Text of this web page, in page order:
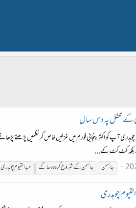
کے محفل پہ دس سال
چوہدری آپ کو اکثر پنجابی فورم میں غزلیں خاص کر نظمیں
کٹ کٹ کے...
جاسمن جاسمن کے شروع کردہ دھاگے عبدالقیومچوہدری
چوہدری